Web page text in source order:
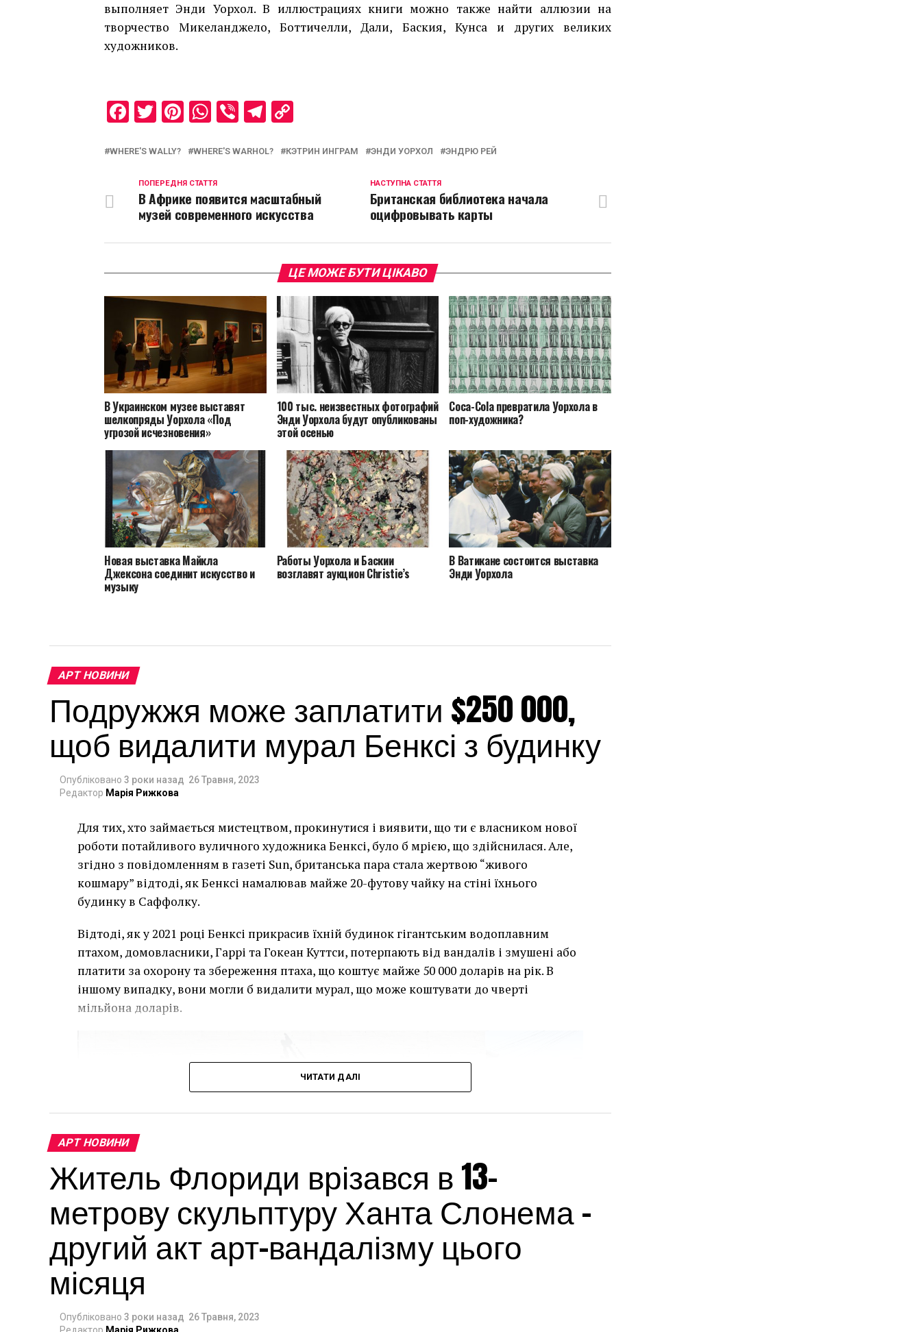
выполняет Энди Уорхол. В иллюстрациях книги можно также найти аллюзии на
творчество Микеланджело, Боттичелли, Дали, Баския, Кунса и других великих
художников.
Facebook
Twitter
Pinterest
WhatsApp
ViberTelegram
WHERE'S WALLY? WHERE'S WARHOL? КЭТРИН ИНГРАМ ЭНДИ УОРХОЛ ЭНДРЮ РЕЙ
НАСТУПНА СТАТТЯ
Британская библиотека начала
оцифровывать карты
ПОПЕРЕДНЯ СТАТТЯ
В Африке появится масштабный
музей современного искусства
ЦЕ МОЖЕ БУТИ ЦІКАВО
В Украинском музее выставят
шелкопряды Уорхола «Под
угрозой исчезновения»
100 тыс. неизвестных фотографий
Энди Уорхола будут опубликованы
этой осенью
Coca-Cola превратила Уорхола в
поп-художника?
Новая выставка Майкла
Джексона соединит искусство и
музыку
Работы Уорхола и Баскии
возглавят аукцион Christie’s
В Ватикане состоится выставка
Энди Уорхола
АРТ НОВИНИ
Подружжя може заплатити $250 000,
щоб видалити мурал Бенксі з будинку
Опубліковано 3 роки назад 26 Травня, 2023
Редактор Марія Рижкова
Для тих, хто займається мистецтвом, прокинутися і виявити, що ти є власником нової
роботи потайливого вуличного художника Бенксі, було б мрією, що здійснилася. Але,
згідно з повідомленням в газеті Sun, британська пара стала жертвою “живого
кошмару” відтоді, як Бенксі намалював майже 20-футову чайку на стіні їхнього
будинку в Саффолку.
Відтоді, як у 2021 році Бенксі прикрасив їхній будинок гігантським водоплавним
птахом, домовласники, Гаррі та Гокеан Куттси, потерпають від вандалів і змушені або
платити за охорону та збереження птаха, що коштує майже 50 000 доларів на рік. В
іншому випадку, вони могли б видалити мурал, що може коштувати до чверті
мільйона доларів.
ЧИТАТИ ДАЛІ
АРТ НОВИНИ
Житель Флориди врізався в 13-
метрову скульптуру Ханта Слонема –
другий акт арт-вандалізму цього
місяця
Опубліковано 3 роки назад 26 Травня, 2023